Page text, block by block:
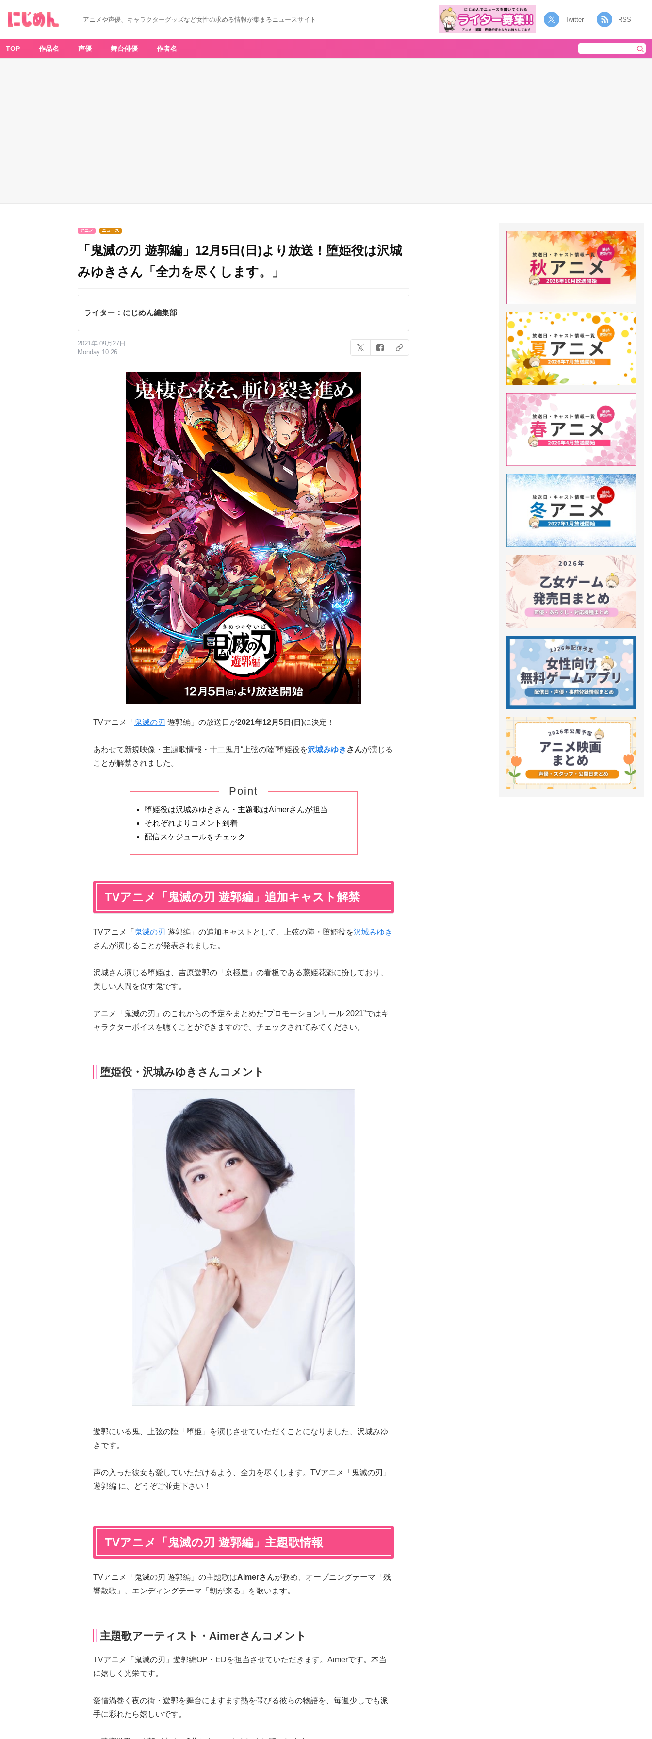
アニメや声優、キャラクターグッズなど女性の求める情報が集まるニュースサイト Twitter RSS
TOP 作品名 声優 舞台俳優 作者名
アニメ ニュース
「鬼滅の刃 遊郭編」12月5日(日)より放送！堕姫役は沢城
みゆきさん「全力を尽くします。」
ライター：にじめん編集部
2021年 09月27日
Monday 10:26
TVアニメ「 鬼滅の刃 遊郭編」の放送日が2021年12月5日(日)に決定！
あわせて新規映像・主題歌情報・十二鬼月“上弦の陸”堕姫役を沢城みゆき さんが演じる
ことが解禁されました。
Point
堕姫役は沢城みゆきさん・主題歌はAimerさんが担当
それぞれよりコメント到着
配信スケジュールをチェック
TVアニメ「鬼滅の刃 遊郭編」追加キャスト解禁
TVアニメ「 鬼滅の刃 遊郭編」の追加キャストとして、上弦の陸・堕姫役を沢城みゆき
さんが演じることが発表されました。
沢城さん演じる堕姫は、吉原遊郭の「京極屋」の看板である蕨姫花魁に扮しており、
美しい人間を食す鬼です。
アニメ「鬼滅の刃」のこれからの予定をまとめた“プロモーションリール 2021”ではキ
ャラクターボイスを聴くことができますので、チェックされてみてください。
堕姫役・沢城みゆきさんコメント
遊郭にいる鬼、上弦の陸「堕姫」を演じさせていただくことになりました、沢城みゆ
きです。
声の入った彼女も愛していただけるよう、全力を尽くします。TVアニメ「鬼滅の刃」
遊郭編 に、どうぞご並走下さい！
TVアニメ「鬼滅の刃 遊郭編」主題歌情報
TVアニメ「鬼滅の刃 遊郭編」の主題歌はAimerさんが務め、オープニングテーマ「残
響散歌」、エンディングテーマ「朝が来る」を歌います。
主題歌アーティスト・Aimerさんコメント
TVアニメ「鬼滅の刃」遊郭編OP・EDを担当させていただきます。Aimerです。本当
に嬉しく光栄です。
愛憎渦巻く夜の街・遊郭を舞台にますます熱を帯びる彼らの物語を、毎週少しでも派
手に彩れたら嬉しいです。